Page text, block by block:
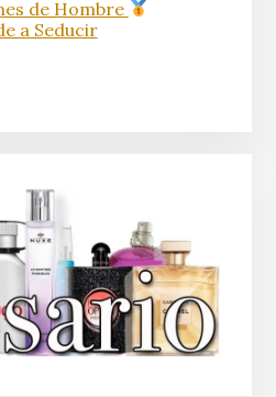
de Hombre
a Seducir